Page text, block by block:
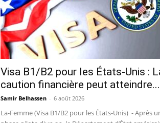
Visa B1/B2 pour les États-Unis :
caution financière peut atteindre...
Samir Belhassen - 6 août 2026
La-Femme (Visa B1/B2 pour les États-Unis) - Après